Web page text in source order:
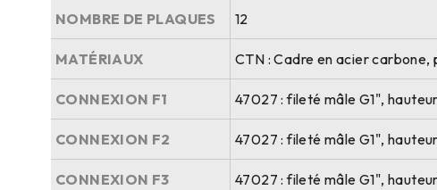
NOMBRE DE PLAQUES 12
MATÉRIAUX CTN : Cadre en acier carbone,
CONNEXION F1 47027 : fileté mâle G1",
CONNEXION F2 47027 : fileté mâle G1",
CONNEXION F3 47027 : fileté mâle G1",